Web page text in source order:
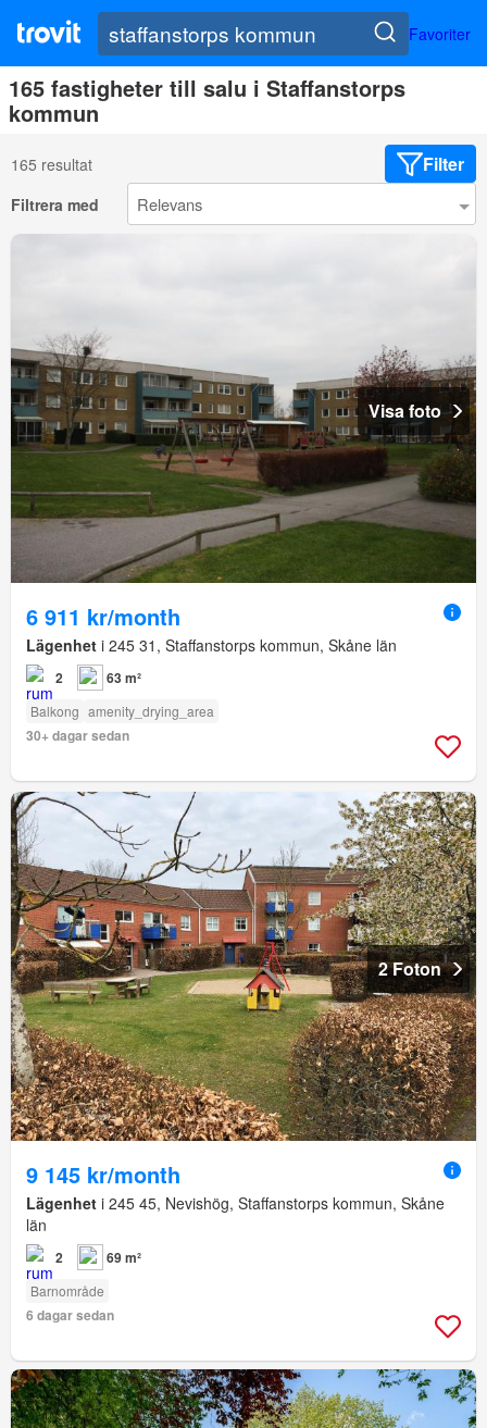
Favoriter
165 fastigheter till salu i Staffanstorps
kommun
165 resultat Filter
Filtrera med
Visa foto
6 911 kr/month
Lägenhet i 245 31, Staffanstorps kommun, Skåne län
2 63 m²
Balkong amenity_drying_area
30+ dagar sedan
2 Foton
9 145 kr/month
Lägenhet i 245 45, Nevishög, Staffanstorps kommun, Skåne
län
2 69 m²
Barnområde
6 dagar sedan